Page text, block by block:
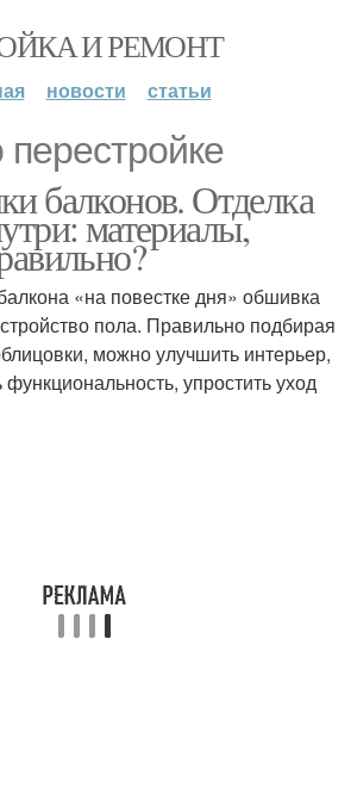
И РЕМОНТ
новости статьи
балконов. Отделка
материалы,
«на повестке дня» обшивка
пола. Правильно подбирая
можно улучшить интерьер,
упростить уход